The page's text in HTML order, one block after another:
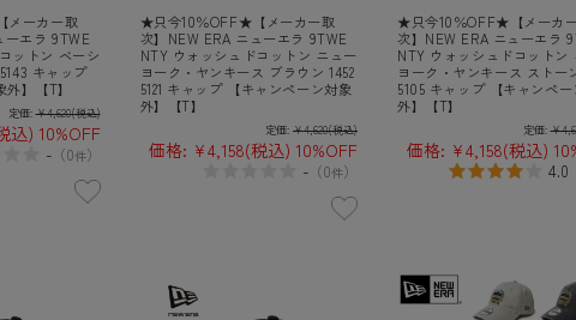
ーカー取
ーエラ 9TWE
ットン ベーシ
キャップ
外】【T】
定価: ¥4,620(税込)
込) 10%OFF
-（0件）
★只今10％OFF★【メーカー取
次】NEW ERA ニューエラ 9TWE
NTY ウォッシュドコットン ニュー
ヨーク・ヤンキース ブラウン 1452
5121 キャップ 【キャンペーン対象
外】【T】
定価: ¥4,620(税込)
価格: ¥4,158(税込) 10%OFF
- （0件）
★只今10％OFF★【メーカ
次】NEW ERA ニューエラ
NTY ウォッシュドコットン
ヨーク・ヤンキース ストー
5105 キャップ 【キャンペー
外】【T】
定価:
価格: ¥4,158(税込)
4.0